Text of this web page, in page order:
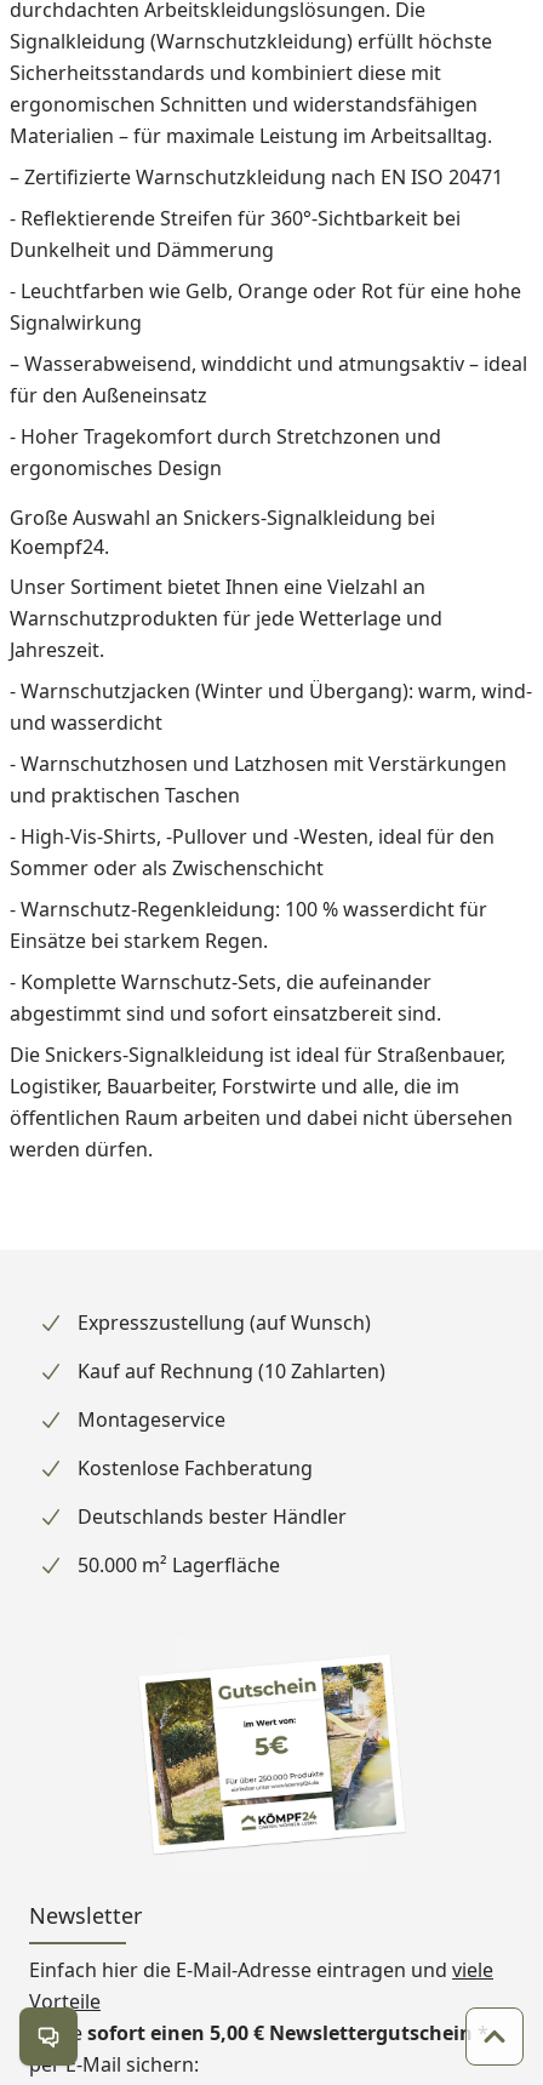
durchdachten Arbeitskleidungslösungen. Die
Signalkleidung (Warnschutzkleidung) erfüllt höchste
Sicherheitsstandards und kombiniert diese mit
ergonomischen Schnitten und widerstandsfähigen
Materialien – für maximale Leistung im Arbeitsalltag.
– Zertifizierte Warnschutzkleidung nach EN ISO 20471
- Reflektierende Streifen für 360°-Sichtbarkeit bei
Dunkelheit und Dämmerung
- Leuchtfarben wie Gelb, Orange oder Rot für eine hohe
Signalwirkung
– Wasserabweisend, winddicht und atmungsaktiv – ideal
für den Außeneinsatz
- Hoher Tragekomfort durch Stretchzonen und
ergonomisches Design
Große Auswahl an Snickers-Signalkleidung bei
Koempf24.
Unser Sortiment bietet Ihnen eine Vielzahl an
Warnschutzprodukten für jede Wetterlage und
Jahreszeit.
- Warnschutzjacken (Winter und Übergang): warm, wind-
und wasserdicht
- Warnschutzhosen und Latzhosen mit Verstärkungen
und praktischen Taschen
- High-Vis-Shirts, -Pullover und -Westen, ideal für den
Sommer oder als Zwischenschicht
- Warnschutz-Regenkleidung: 100 % wasserdicht für
Einsätze bei starkem Regen.
- Komplette Warnschutz-Sets, die aufeinander
abgestimmt sind und sofort einsatzbereit sind.
Die Snickers-Signalkleidung ist ideal für Straßenbauer,
Logistiker, Bauarbeiter, Forstwirte und alle, die im
öffentlichen Raum arbeiten und dabei nicht übersehen
werden dürfen.
Expresszustellung (auf Wunsch)
Kauf auf Rechnung (10 Zahlarten)
Montageservice
Kostenlose Fachberatung
Deutschlands bester Händler
50.000 m² Lagerfläche
Newsletter
Einfach hier die E-Mail-Adresse eintragen und viele
Vorteile
sowiesofort einen 5,00 € Newslettergutschein *
per E-Mail sichern:
Kontakt öffnen